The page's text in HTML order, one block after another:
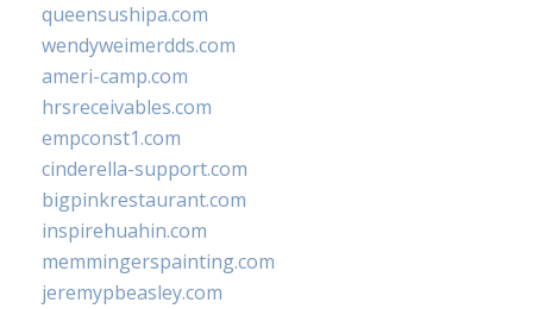
queensushipa.com
wendyweimerdds.com
ameri-camp.com
hrsreceivables.com
empconst1.com
cinderella-support.com
bigpinkrestaurant.com
inspirehuahin.com
memmingerspainting.com
jeremypbeasley.com